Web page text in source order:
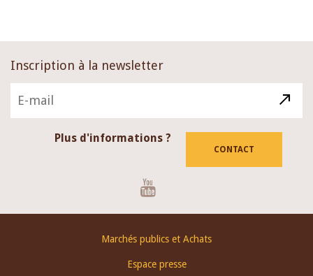
Inscription à la newsletter
Plus d'informations ?
CONTACT
Marchés publics et Achats
Espace presse